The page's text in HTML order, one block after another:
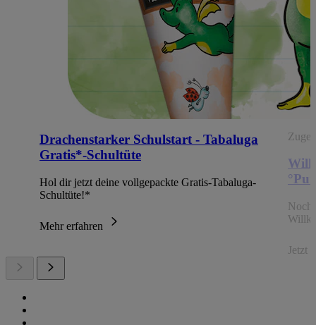
Drachenstarker Schulstart - Tabaluga
Gratis*-Schultüte
Hol dir jetzt deine vollgepackte Gratis-Tabaluga-
Schultüte!*
Mehr erfahren
Noch
Jetzt